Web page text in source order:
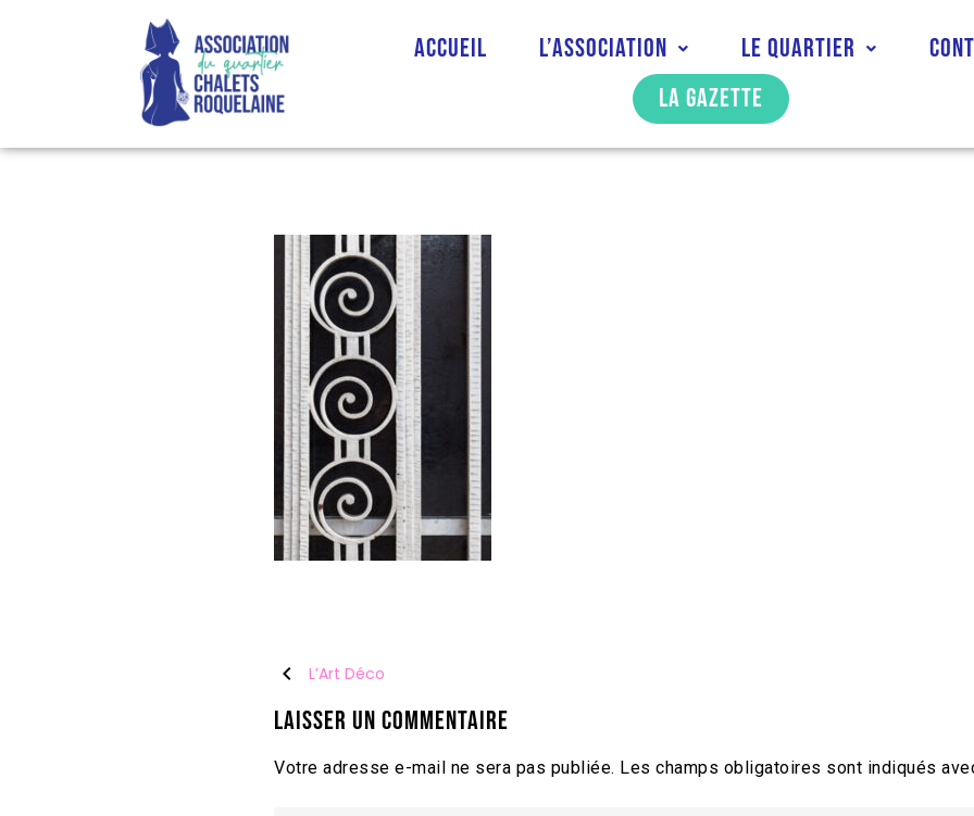
Accueil L’association Le quartier
La gazette
chevron_left L’Art Déco
Laisser un commentaire
Votre adresse e-mail ne sera pas publiée. Les champs obligatoires sont indiqués